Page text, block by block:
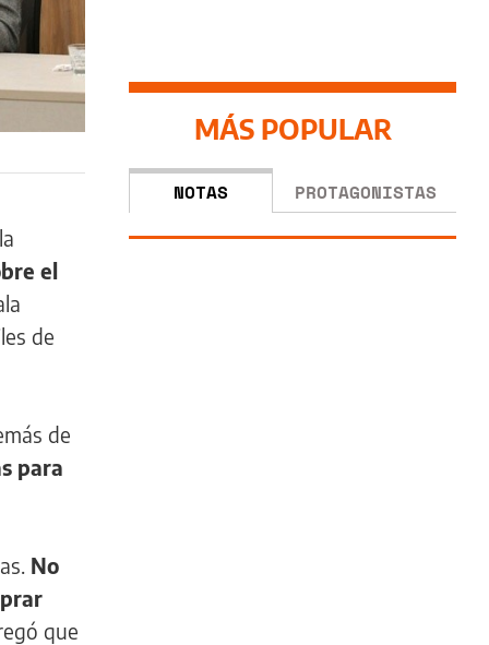
el
de
de
para
No
que
MÁS POPULAR
NOTAS PROTAGONISTAS